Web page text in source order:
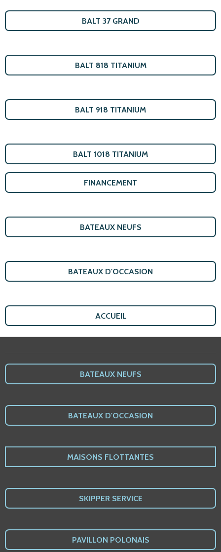
BALT 37 GRAND
BALT 818 TITANIUM
BALT 918 TITANIUM
BALT 1018 TITANIUM
FINANCEMENT
BATEAUX NEUFS
BATEAUX D'OCCASION
ACCUEIL
BATEAUX NEUFS
BATEAUX D'OCCASION
MAISONS FLOTTANTES
SKIPPER SERVICE
PAVILLON POLONAIS